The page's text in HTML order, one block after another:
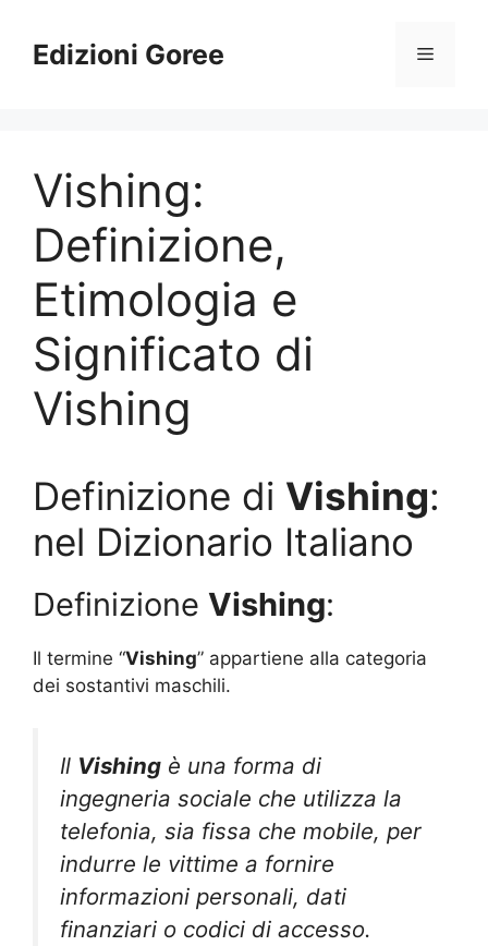
contenuto
Edizioni Goree Menu
Vishing:
Definizione,
Etimologia e
Significato di
Vishing
Definizione di Vishing:
nel Dizionario Italiano
Definizione Vishing:
Il termine “Vishing” appartiene alla categoria
dei sostantivi maschili.
Il Vishing è una forma di
ingegneria sociale che utilizza la
telefonia, sia fissa che mobile, per
indurre le vittime a fornire
informazioni personali, dati
finanziari o codici di accesso.